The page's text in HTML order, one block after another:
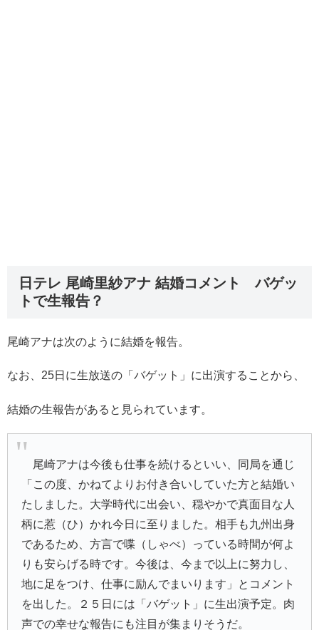
日テレ 尾崎里紗アナ 結婚コメント バゲッ
トで生報告？
尾崎アナは次のように結婚を報告。
なお、25日に生放送の「バゲット」に出演することから、
結婚の生報告があると見られています。
尾崎アナは今後も仕事を続けるといい、同局を通じ
「この度、かねてよりお付き合いしていた方と結婚い
たしました。大学時代に出会い、穏やかで真面目な人
柄に惹（ひ）かれ今日に至りました。相手も九州出身
であるため、方言で喋（しゃべ）っている時間が何よ
りも安らげる時です。今後は、今まで以上に努力し、
地に足をつけ、仕事に励んでまいります」とコメント
を出した。２５日には「バゲット」に生出演予定。肉
声での幸せな報告にも注目が集まりそうだ。